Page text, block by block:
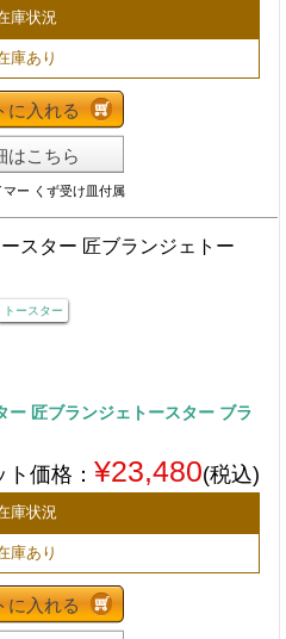
庫状況
庫あり
に入れる
はこちら
ー くず受け皿付属
トースター
匠ブランジェトースター ブラ
ト価格： ¥23,480(税込)
庫状況
庫あり
に入れる